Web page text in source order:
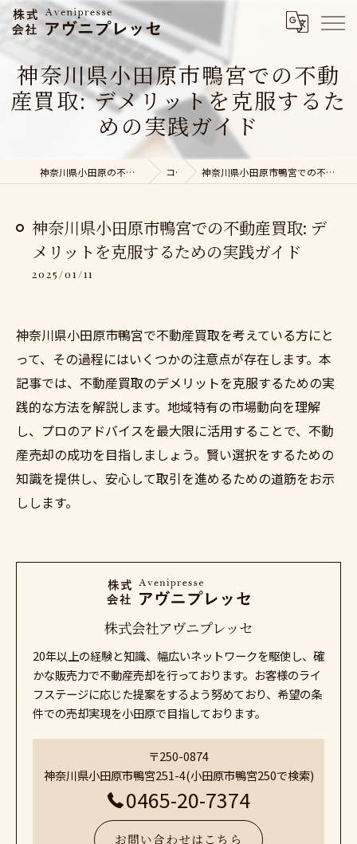
神奈川県小田原市鴨宮での不動
産買取: デメリットを克服するた
めの実践ガイド
神奈川県小田原の不動産売却なら株式会社アヴニプレッセ コラム 神奈川県小田原市鴨宮での不動産買取: デメリットを克服するための実践ガイド
神奈川県小田原市鴨宮での不動産買取: デ
メリットを克服するための実践ガイド
2025/01/11
神奈川県小田原市鴨宮で不動産買取を考えている方にと
って、その過程にはいくつかの注意点が存在します。本
記事では、不動産買取のデメリットを克服するための実
践的な方法を解説します。地域特有の市場動向を理解
し、プロのアドバイスを最大限に活用することで、不動
産売却の成功を目指しましょう。賢い選択をするための
知識を提供し、安心して取引を進めるための道筋をお示
しします。
株式会社アヴニプレッセ
20年以上の経験と知識、幅広いネットワークを駆使し、確
かな販売力で不動産売却を行っております。お客様のライ
フステージに応じた提案をするよう努めており、希望の条
件での売却実現を小田原で目指しております。
〒250-0874
神奈川県小田原市鴨宮251-4(小田原市鴨宮250で検索)
0465-20-7374
お問い合わせはこちら